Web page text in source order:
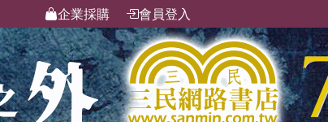
企業採購 會員登入